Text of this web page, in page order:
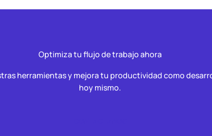
Optimiza tu flujo de trabajo ahora
herramientas y mejora tu productividad como
hoy mismo.